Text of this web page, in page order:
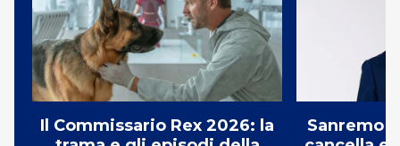
Il Commissario Rex 2026: la
Sanremo